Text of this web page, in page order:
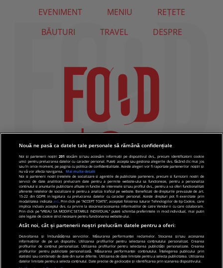
EVENIMENT MENIU
REȚETE
BĂUTURI
TRAVEL DESPRE
© 2019 PRO TV S.R.L |Politica de Cookie|Politica
de confidentialitate
Nouă ne pasă ca datele tale personale să rămână confidențiale
Noi și partenerii noștri201 stocăm și/sau accesăm informații pe dispozitivul dvs., precum identificatorii cookie
unici pentru prelucrarea datelor cu caracter personal. Puteți accepta sau gestiona alegerile dvs. făcând clic mai jos
sau în orice moment, pe pagina cu politica de confidențialitate. Aceste alegeri vor fi raportate partenerilor noștri și
nu vă vor afecta navigarea.
Mai multe detalii
Noi si partenerii nostri (retelele de socializare si agentiile de publicitate partenere, precum si furnizorii nostri de
servicii de date analitice) prelucram date pentru a permite website-ului sa functioneze, pentru a personaliza
continutul si anunturile publicitare afisate in functie de interesele si/sau profilul dvs., pentru a va oferi functionalitati
aferente retelelor de socializare si pentru a analiza traficul pe website. Beneficiati de drepturile prevazute de art.
15-22 din GDPR in legatura cu prelucrarea datelor cu caracter personal. Aceste drepturi pot fi exercitate prin
modalitatea indicata aici. Prin click pe “ACCEPT TOATE”, acceptati folosirea tuturor Tehnologiilor de tip Cookie, care
implica inclusiv acceptul dvs. cu privire la stocarea/accesarea informatiilor de catre Vendor-ii cu care colaboram.
Prin click pe “VREAU SA MODIFIC SETARILE INDIVIDUAL” puteti schimba preferintele in mod individual, mai putin
cele legate de cookie strict necesare pentru functionarea website-ului.
Atât noi, cât și partenerii noștri prelucrăm datele pentru a oferi:
Dezvoltarea și îmbunătățirea serviciilor. Măsurarea performanței reclamelor. Stocarea și/sau accesarea
informațiilor de pe un dispozitiv. Utilizarea profilurilor pentru selectarea conținutului personalizat. Crearea
profilurilor de conținut personalizat. Utilizarea profilurilor pentru selectarea publicității personalizate. Crearea
profilurilor pentru publicitate personalizată. Măsurarea performanței conținutului. Înțelegerea publicului prin
statistici sau combinații de date din surse diferite. Utilizarea de date limitate pentru a selecta publicitatea. Utilizarea
datelor limitate pentru a selecta conținutul. Date precise de geolocație și identificarea prin scanarea dispozitivului.